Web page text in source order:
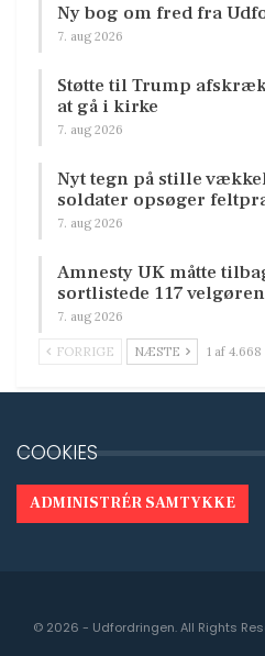
Ny bog om fred fra
7. aug 2026
Støtte til Trump
at gå i kirke
7. aug 2026
Nyt tegn på stille
soldater opsøger
7. aug 2026
Amnesty UK måtte
sortlistede 117
7. aug 2026
FORRIGE NÆSTE 1 af 4.668
COOKIES
ADMINISTRÉR SAMTYKKE
© 2026 - Udfordringen. All Rights